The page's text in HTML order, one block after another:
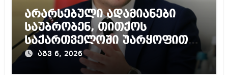
არარსებული ადამიანები
საუბრობენ, თითქოს
საქართველოში უარყოფითი
გარემოა შექმნილი რუსი
ტურისტებისთვის, ჩვენი კარი
აგვ 6, 2026